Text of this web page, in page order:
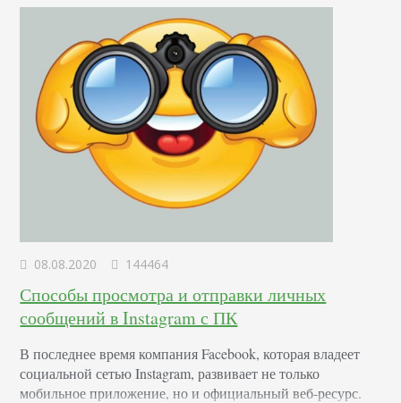
актуальным; простым в применении; легким в аналитике;
применимым для…
08.08.2020 144464
Способы просмотра и отправки личных
сообщений в Instagram с ПК
В последнее время компания Facebook, которая владеет
социальной сетью Instagram, развивает не только
мобильное приложение, но и официальный веб-ресурс.